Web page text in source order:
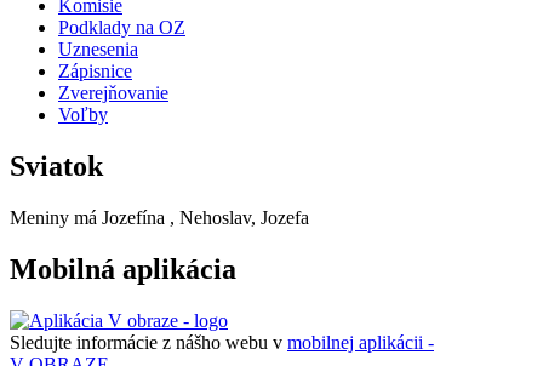
Komisie
Podklady na OZ
Uznesenia
Zápisnice
Zverejňovanie
Voľby
Sviatok
Meniny má Jozefína , Nehoslav, Jozefa
Mobilná aplikácia
Sledujte informácie z nášho webu v mobilnej aplikácii -